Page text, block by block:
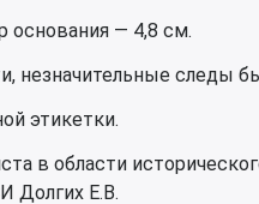
основания — 4,8 см.
незначительные следы
этикетки.
в области
Долгих Е.В.